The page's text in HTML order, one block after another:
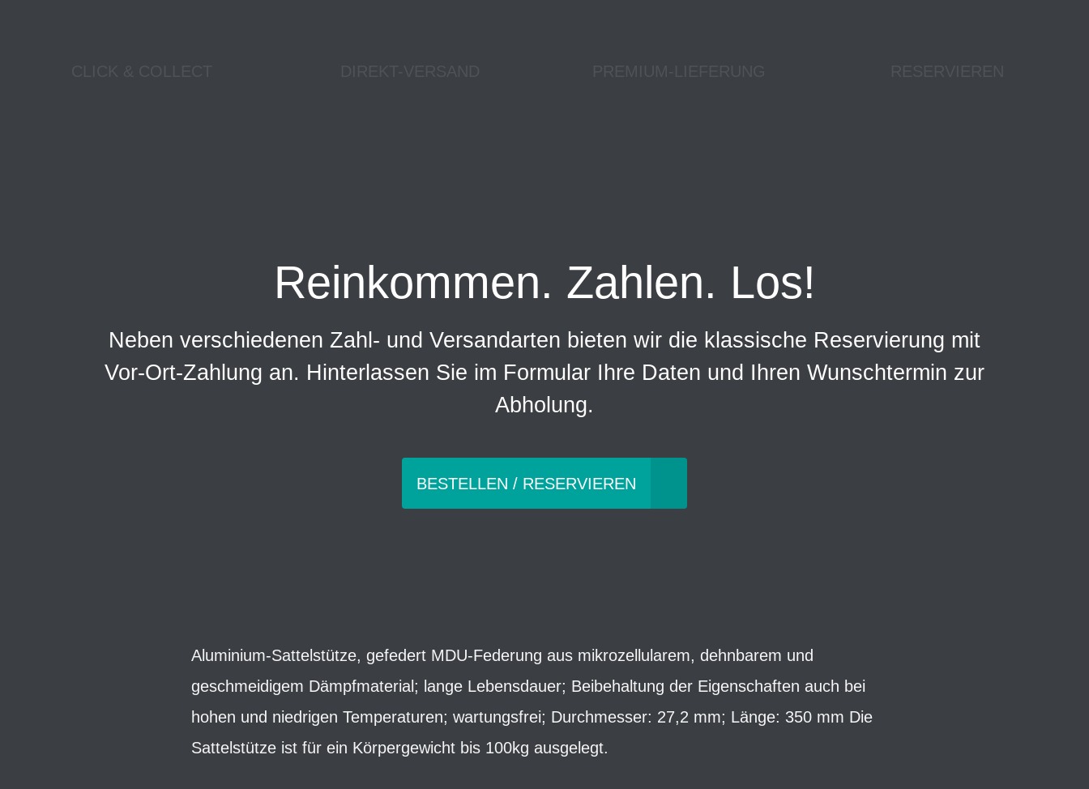
Reinkommen. Zahlen. Los!
Neben verschiedenen Zahl- und Versandarten bieten wir die klassische Reservierung mit
Vor-Ort-Zahlung an. Hinterlassen Sie im Formular Ihre Daten und Ihren Wunschtermin zur
Abholung.
BESTELLEN / RESERVIEREN
Aluminium-Sattelstütze, gefedert MDU-Federung aus mikrozellularem, dehnbarem und
geschmeidigem Dämpfmaterial; lange Lebensdauer; Beibehaltung der Eigenschaften auch bei
hohen und niedrigen Temperaturen; wartungsfrei; Durchmesser: 27,2 mm; Länge: 350 mm Die
Sattelstütze ist für ein Körpergewicht bis 100kg ausgelegt.